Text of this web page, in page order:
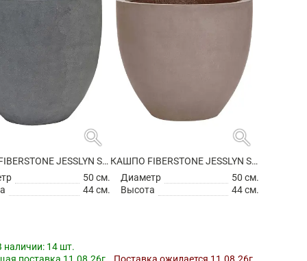
search
КАШПО FIBERSTONE JESSLYN S GREY
50 см.
44 см.
наличии: 14 шт.
search
КАШПО FIBERSTONE JESSLYN S, TAUPE
Диаметр
50 см.
Высота
44 см.